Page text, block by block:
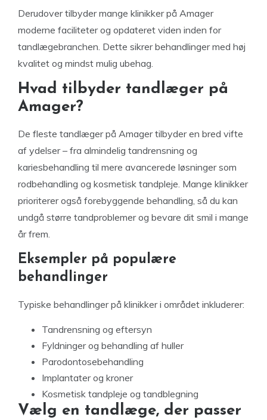
Derudover tilbyder mange klinikker på Amager
moderne faciliteter og opdateret viden inden for
tandlægebranchen. Dette sikrer behandlinger med høj
kvalitet og mindst mulig ubehag.
Hvad tilbyder tandlæger på
Amager?
De fleste tandlæger på Amager tilbyder en bred vifte
af ydelser – fra almindelig tandrensning og
kariesbehandling til mere avancerede løsninger som
rodbehandling og kosmetisk tandpleje. Mange klinikker
prioriterer også forebyggende behandling, så du kan
undgå større tandproblemer og bevare dit smil i mange
år frem.
Eksempler på populære
behandlinger
Typiske behandlinger på klinikker i området inkluderer:
Tandrensning og eftersyn
Fyldninger og behandling af huller
Parodontosebehandling
Implantater og kroner
Kosmetisk tandpleje og tandblegning
Vælg en tandlæge, der passer